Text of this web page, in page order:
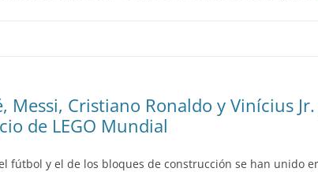
Messi, Cristiano Ronaldo y Vinícius
de LEGO Mundial
fútbol y el de los bloques de construcción se han unido